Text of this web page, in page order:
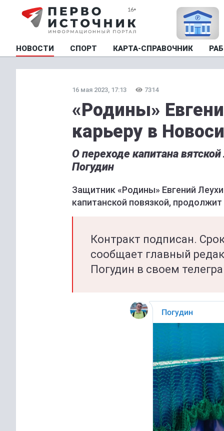
НОВОСТИ СПОРТ КАРТА-СПРАВОЧНИК
16 мая 2023, 17:13 7314
«Родины»
карьеру в
О переходе капитана
Погудин
Защитник «Родины» Евгений
капитанской повязкой,
Контракт подписан.
сообщает главный
Погудин в своем